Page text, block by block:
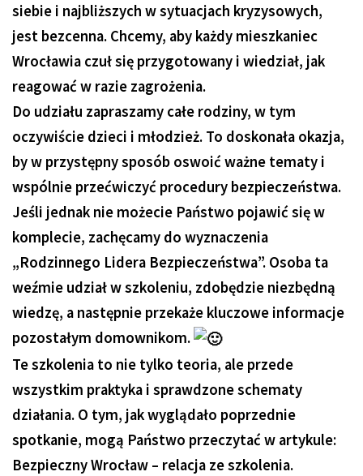
siebie i najbliższych w sytuacjach kryzysowych,
jest bezcenna. Chcemy, aby każdy mieszkaniec
Wrocławia czuł się przygotowany i wiedział, jak
reagować w razie zagrożenia.
Do udziału zapraszamy całe rodziny, w tym
oczywiście dzieci i młodzież. To doskonała okazja,
by w przystępny sposób oswoić ważne tematy i
wspólnie przećwiczyć procedury bezpieczeństwa.
Jeśli jednak nie możecie Państwo pojawić się w
komplecie, zachęcamy do wyznaczenia
„Rodzinnego Lidera Bezpieczeństwa”. Osoba ta
weźmie udział w szkoleniu, zdobędzie niezbędną
wiedzę, a następnie przekaże kluczowe informacje
pozostałym domownikom.
Te szkolenia to nie tylko teoria, ale przede
wszystkim praktyka i sprawdzone schematy
działania. O tym, jak wyglądało poprzednie
spotkanie, mogą Państwo przeczytać w artykule:
Bezpieczny Wrocław – relacja ze szkolenia.